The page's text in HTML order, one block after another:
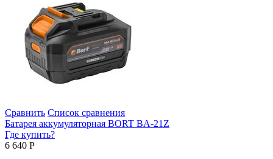
Сравнить Список сравнения
Батарея аккумуляторная BORT BA-21Z
Где купить?
6 640 Р